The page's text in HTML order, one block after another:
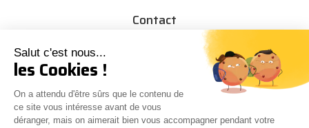
Salut c'est nous...
les Cookies !
On a attendu d'être sûrs que le contenu de
ce site vous intéresse avant de vous
déranger, mais on aimerait bien vous accompagner pendant votre
Contact
info@les-selections-sandp.fr